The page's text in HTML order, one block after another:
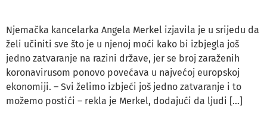
Njemačka kancelarka Angela Merkel izjavila je u srijedu da
želi učiniti sve što je u njenoj moći kako bi izbjegla još
jedno zatvaranje na razini države, jer se broj zaraženih
koronavirusom ponovo povećava u najvećoj europskoj
ekonomiji. – Svi želimo izbjeći još jedno zatvaranje i to
možemo postići – rekla je Merkel, dodajući da ljudi […]